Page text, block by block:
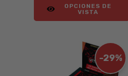
OPCIONES DE
VISTA
-29%